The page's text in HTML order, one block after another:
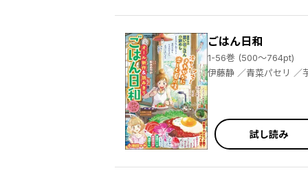
ごはん日和
1-56巻 (500～764pt)
伊藤静 ／青菜パセリ ／芋畑サリー ／キタキ滝 ／松本あやか ／元町夏央 ／羽鳥まりえ ／山野りんりん ／小池田マヤ ／後藤羽矢子 ／揚立しの ／酒川郁子 ／柏屋コッコ ／木村いこ ／ひわときこ ／榊こつぶ ／ものゆう ／酒井だんご ／池田さとみ ／鈴木小波 ／桐ヶ谷ユウジ ／佐原ナギ ／油豆 ／たきむらりゅう ／ふじのはるか ／袴田めら ／坂井恵理 ／ごはん日和編集部 ／魚乃目三太 ／並庭マチコ ／四方井ぬい ／岡野く仔 ／阿九 ／無動むど ／杏耶 ／日野あかね ／おーたまり ／だーく ／さかきしん ／せまうさ
試し読み